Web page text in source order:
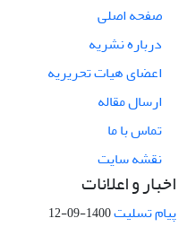
صفحه اصلی
درباره نشریه
اعضای هیات تحریریه
ارسال مقاله
تماس با ما
نقشه سایت
اخبار و اعلانات
پیام تسلیت1400-09-12